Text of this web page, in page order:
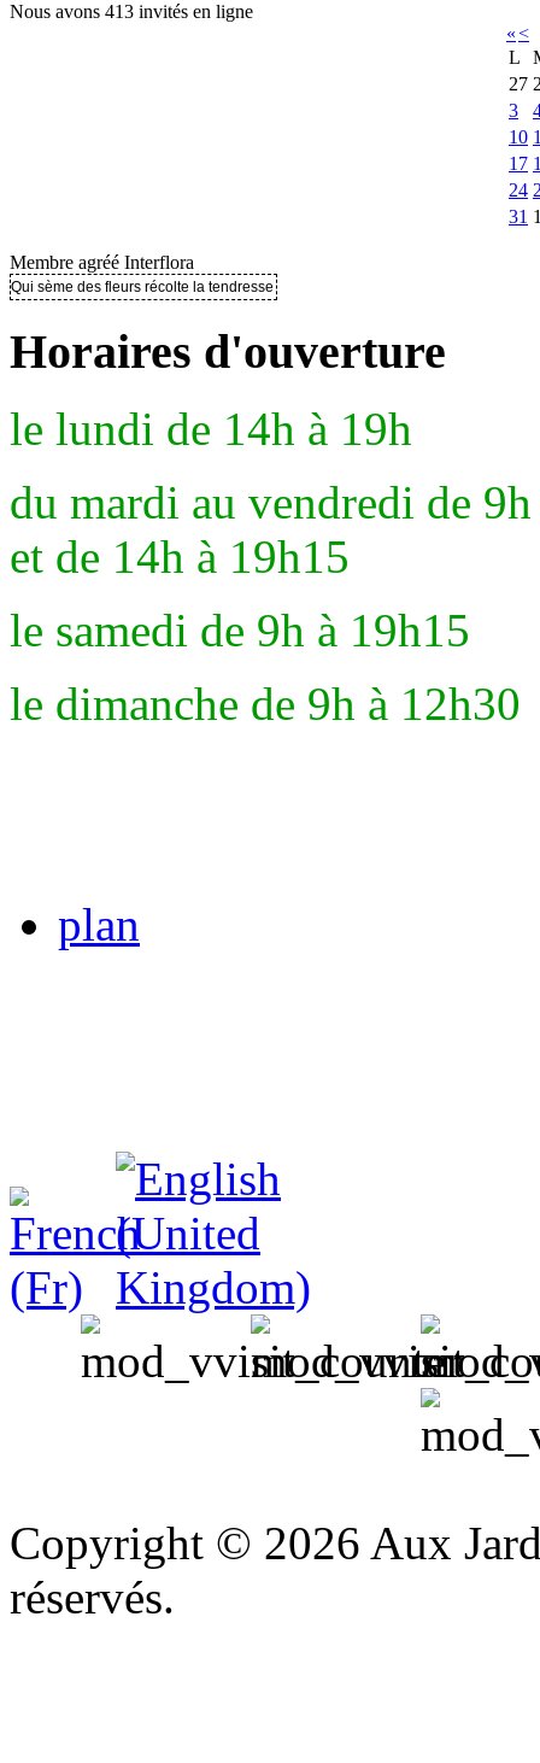
Nous avons 413 invités en ligne
«<
L
27
3
10
17
24
31
Membre agréé Interflora
Qui sème des fleurs récolte la tendresse ..
Horaires d'ouverture
le lundi de 14h à 19h
du mardi au vendredi de
et de 14h à 19h15
le samedi de 9h à 19h15
le dimanche de 9h à 12h30
plan
Copyright © 2026 Aux
réservés.